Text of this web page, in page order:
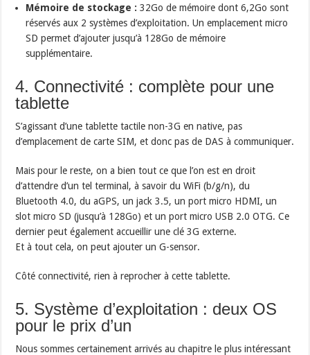
Mémoire de stockage : 32Go de mémoire dont 6,2Go sont
réservés aux 2 systèmes d’exploitation. Un emplacement micro
SD permet d’ajouter jusqu’à 128Go de mémoire
supplémentaire.
4. Connectivité : complète pour une
tablette
S’agissant d’une tablette tactile non-3G en native, pas
d’emplacement de carte SIM, et donc pas de DAS à communiquer.
Mais pour le reste, on a bien tout ce que l’on est en droit
d’attendre d’un tel terminal, à savoir du WiFi (b/g/n), du
Bluetooth 4.0, du aGPS, un jack 3.5, un port micro HDMI, un
slot micro SD (jusqu’à 128Go) et un port micro USB 2.0 OTG. Ce
dernier peut également accueillir une clé 3G externe.
Et à tout cela, on peut ajouter un G-sensor.
Côté connectivité, rien à reprocher à cette tablette.
5. Système d’exploitation : deux OS
pour le prix d’un
Nous sommes certainement arrivés au chapitre le plus intéressant